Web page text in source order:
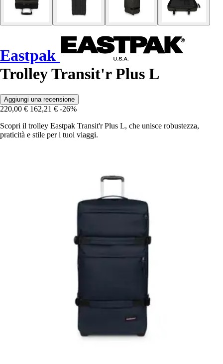
Eastpak
Trolley Transit'r Plus L
Aggiungi una recensione
220,00 € 162,21 € -26%
Scopri il trolley Eastpak Transit'r Plus L, che unisce robustezza,
praticità e stile per i tuoi viaggi.